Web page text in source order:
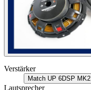
Verstärker
Match UP 6DSP MK2
Lautsprecher